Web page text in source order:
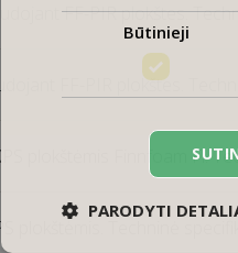
FF-PIR plokštes.
FF-PIR plokštes.
plokštėmis Finnfoam Fl.
plokštėmis. Techninė
Būtinieji
PARODYTI